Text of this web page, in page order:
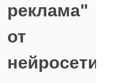
реклама"
от
нейросети